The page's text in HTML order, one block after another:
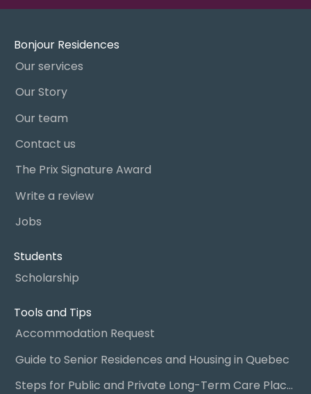
Bonjour Residences
Our services
Our Story
Our team
Contact us
The Prix Signature Award
Write a review
Jobs
Students
Scholarship
Tools and Tips
Accommodation Request
Guide to Senior Residences and Housing in Quebec
Steps for Public and Private Long-Term Care Placement